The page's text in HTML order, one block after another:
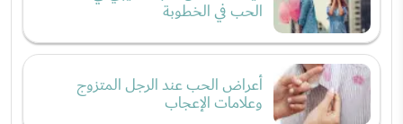
الحب في الخطوبة
أعراض الحب عند الرجل المتزوج
وعلامات الإعجاب